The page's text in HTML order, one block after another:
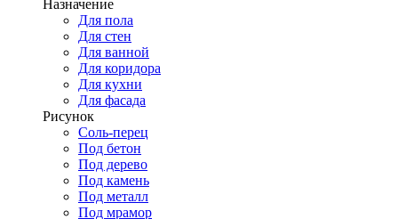
Назначение
Для пола
Для стен
Для ванной
Для коридора
Для кухни
Для фасада
Рисунок
Соль-перец
Под бетон
Под дерево
Под камень
Под металл
Под мрамор